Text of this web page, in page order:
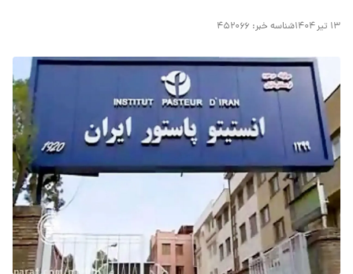
۱۳ تیر ۱۴۰۴ شناسه خبر: ۴۵۲۰۶۶